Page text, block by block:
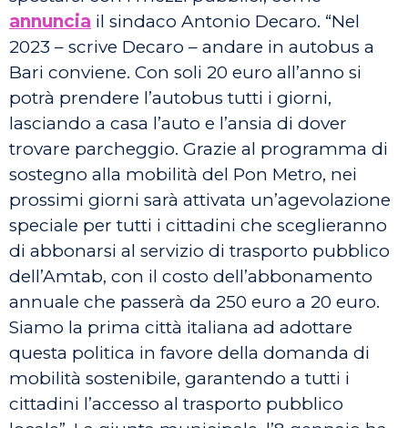
annuncia il sindaco Antonio Decaro. “Nel
2023 – scrive Decaro – andare in autobus a
Bari conviene. Con soli 20 euro all’anno si
potrà prendere l’autobus tutti i giorni,
lasciando a casa l’auto e l’ansia di dover
trovare parcheggio. Grazie al programma di
sostegno alla mobilità del Pon Metro, nei
prossimi giorni sarà attivata un’agevolazione
speciale per tutti i cittadini che sceglieranno
di abbonarsi al servizio di trasporto pubblico
dell’Amtab, con il costo dell’abbonamento
annuale che passerà da 250 euro a 20 euro.
Siamo la prima città italiana ad adottare
questa politica in favore della domanda di
mobilità sostenibile, garantendo a tutti i
cittadini l’accesso al trasporto pubblico